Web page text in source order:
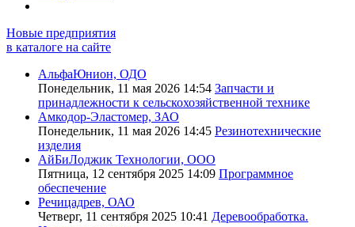
Новые предприятия
в каталоге на сайте
АльфаЮнион, ОДО
Понедельник, 11 мая 2026 14:54 Запчасти и
принадлежности к сельскохозяйственной технике
Амкодор-Эластомер, ЗАО
Понедельник, 11 мая 2026 14:45 Резинотехнические
изделия
АйБиЛоджик Технологии, ООО
Пятница, 12 сентября 2025 14:09 Программное
обеспечение
Речицадрев, ОАО
Четверг, 11 сентября 2025 10:41 Деревообработка.